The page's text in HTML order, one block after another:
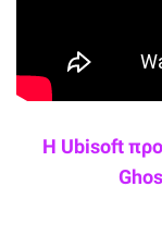
Η Ubisoft